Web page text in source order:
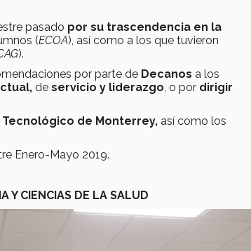
pasado por su trascendencia en la
(ECOA), así como a los que tuvieron
).
por parte de Decanos a los
de servicio y liderazgo , o por dirigir
de Monterrey, así como los
Enero-Mayo 2019.
Y CIENCIAS DE LA SALUD